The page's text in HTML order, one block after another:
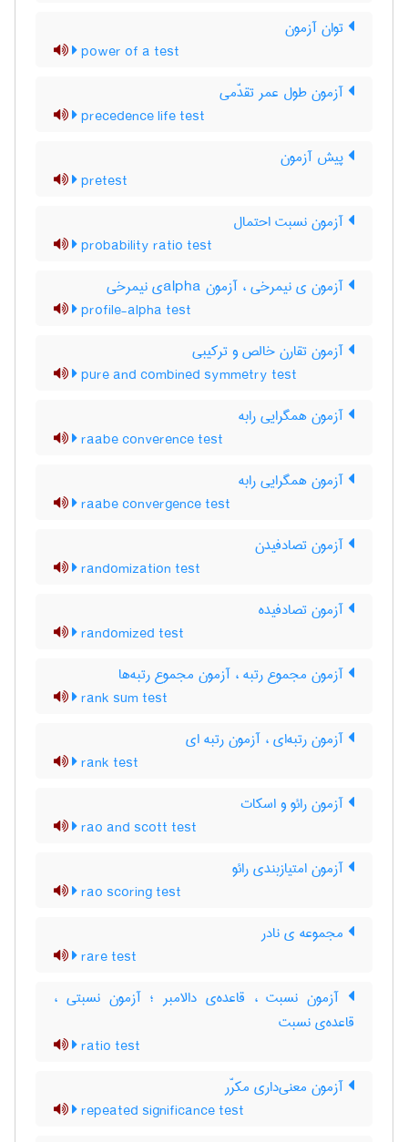
توان آزمون
power of a test
آزمون طول عمر تقدّمی
precedence life test
پیش آزمون
pretest
آزمون نسبت احتمال
probability ratio test
آزمون ی نیمرخی ، آزمون ‌a‌l‌p‌h‌aی نیمرخی
profile-alpha test
آزمون تقارن خالص و ترکیبی
pure and combined symmetry test
آزمون همگرایی رابه
raabe converence test
آزمون همگرایی رابه
raabe convergence test
آزمون تصادفیدن
randomization test
آزمون تصادفیده
randomized test
آزمون مجموع رتبه ، آزمون مجموع رتبه‌ها
rank sum test
آزمون رتبه‌ای ، آزمون رتبه ای
rank test
آزمون رائو و اسکات
rao and scott test
آزمون امتیازبندی رائو
rao scoring test
مجموعه ی نادر
rare test
آزمون نسبت ، قاعده‌ی دالامبر ؛ آزمون نسبتی ،
قاعده‌ی نسبت
ratio test
آزمون معنی‌داری مکرّر
repeated significance test